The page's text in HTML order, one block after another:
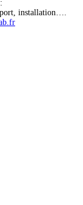
installation….